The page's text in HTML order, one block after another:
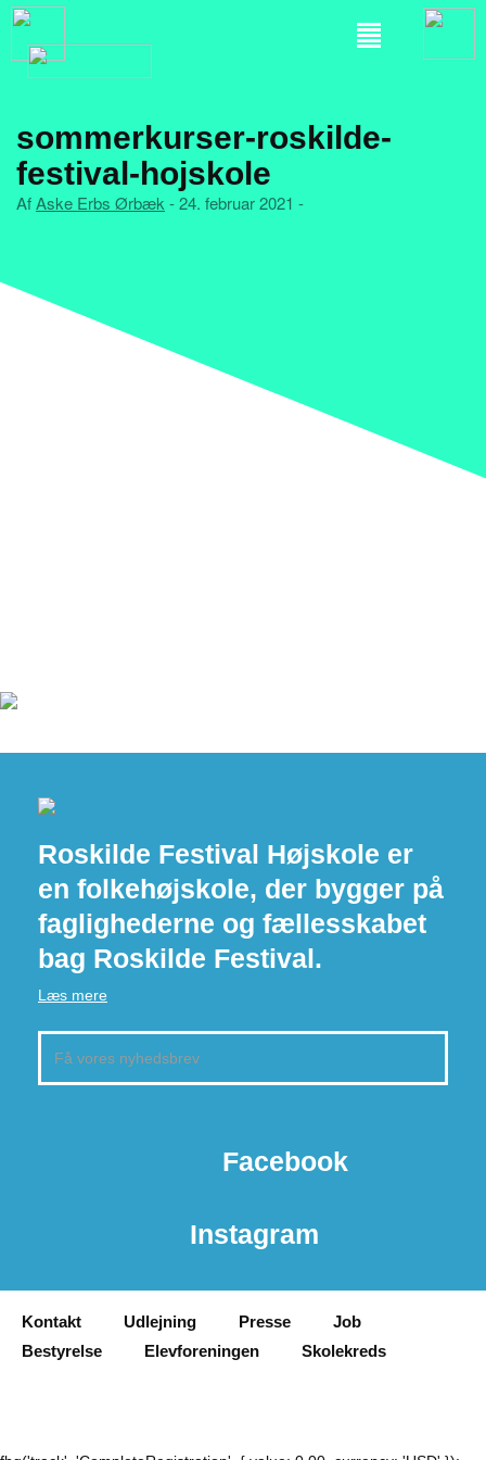
sommerkurser-roskilde-
festival-hojskole
AfAske Erbs Ørbæk - 24. februar 2021 -
Roskilde Festival Højskole er
en folkehøjskole, der bygger på
faglighederne og fællesskabet
bag Roskilde Festival.
Læs mere
Facebook
Instagram
Kontakt Udlejning Presse
Job
Bestyrelse
Elevforeningen Skolekreds